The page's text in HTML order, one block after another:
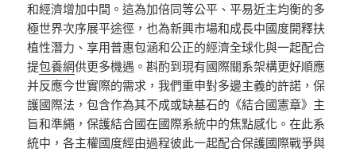
和經濟增加中間。這為加倍同等公平、平易近主均衡的多
極世界次序展平途徑，也為新興市場和成長中國度開釋扶
植性潛力、享用普惠包涵和公正的經濟全球化與一起配合
提包養網供更多機遇。斟酌到現有國際關系架構更好順應
并反應今世實際的需求，我們重申對多邊主義的許諾，保
護國際法，包含作為其不成或缺基石的《結合國憲章》主
旨和準繩，保護結合國在國際系統中的焦點感化。在此系
統中，各主權國度經由過程彼此一起配合保護國際戰爭與